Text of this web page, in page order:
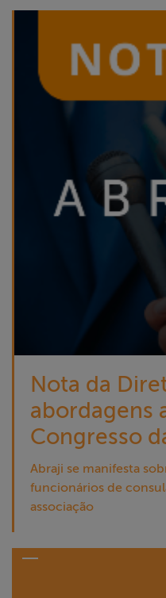
exclusivo para
associados
Fale Conosco
Nota da
abordagens
Congresso
Abraji se manifesta
funcionários de
associação